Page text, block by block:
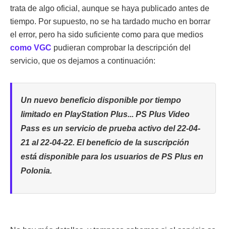
trata de algo oficial, aunque se haya publicado antes de
tiempo. Por supuesto, no se ha tardado mucho en borrar
el error, pero ha sido suficiente como para que medios
como VGC pudieran comprobar la descripción del
servicio, que os dejamos a continuación:
Un nuevo beneficio disponible por tiempo
limitado en PlayStation Plus... PS Plus Video
Pass es un servicio de prueba activo del 22-04-
21 al 22-04-22. El beneficio de la suscripción
está disponible para los usuarios de PS Plus en
Polonia.